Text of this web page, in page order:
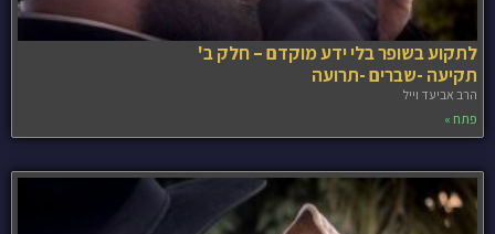
לתקוע בשופר בלי ידע מוקדם – חלק ב'
תקיעה -שברים -תרועה
הרב אביעד וייל
פתח »